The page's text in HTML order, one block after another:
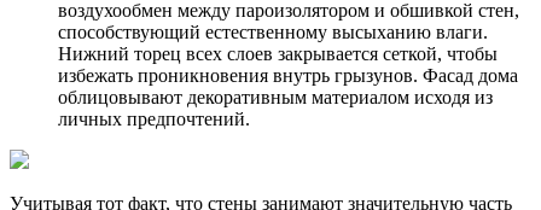
воздухообмен между пароизолятором и обшивкой стен,
способствующий естественному высыханию влаги.
Нижний торец всех слоев закрывается сеткой, чтобы
избежать проникновения внутрь грызунов. Фасад дома
облицовывают декоративным материалом исходя из
личных предпочтений.
Учитывая тот факт, что стены занимают значительную часть